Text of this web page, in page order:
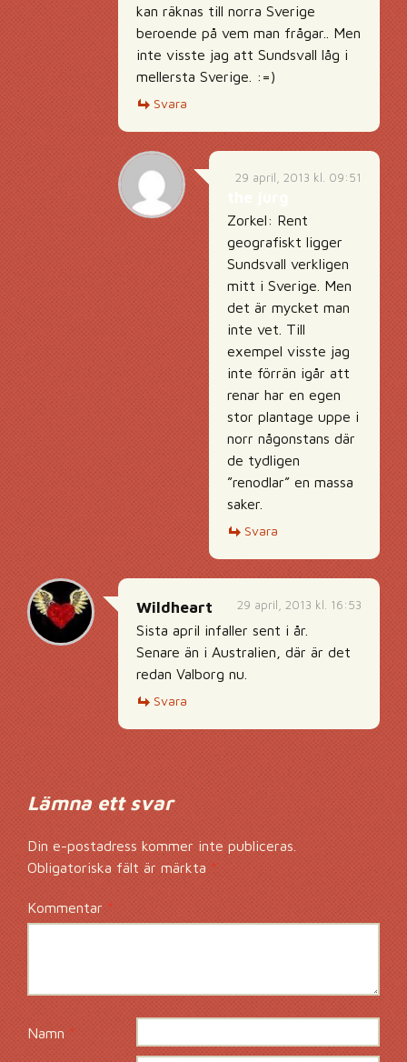
kan räknas till norra Sverige
beroende på vem man frågar.. Men
inte visste jag att Sundsvall låg i
mellersta Sverige. :=)
Svara
29 april, 2013 kl. 09:51
Zorkel: Rent
geografiskt ligger
Sundsvall verkligen
mitt i Sverige. Men
det är mycket man
inte vet. Till
exempel visste jag
inte förrän igår att
renar har en egen
stor plantage uppe i
norr någonstans där
de tydligen
”renodlar” en massa
saker.
Svara
29 april, 2013 kl. 16:53
Wildheart
Sista april infaller sent i år.
Senare än i Australien, där är det
redan Valborg nu.
Svara
Lämna ett svar
Din e-postadress kommer inte publiceras.
Obligatoriska fält är märkta*
Kommentar*
Namn *